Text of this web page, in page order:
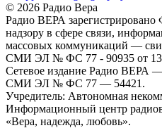
© 2026 Радио Вера
Радио ВЕРА зарегистрировано
надзору в сфере связи,
массовых коммуникаций —
СМИ ЭЛ № ФС 77 - 90935 от
Сетевое издание Радио ВЕРА —
СМИ ЭЛ № ФС 77 — 54421.
Учредитель: Автономная
Информационный центр
«Вера, надежда, любовь».